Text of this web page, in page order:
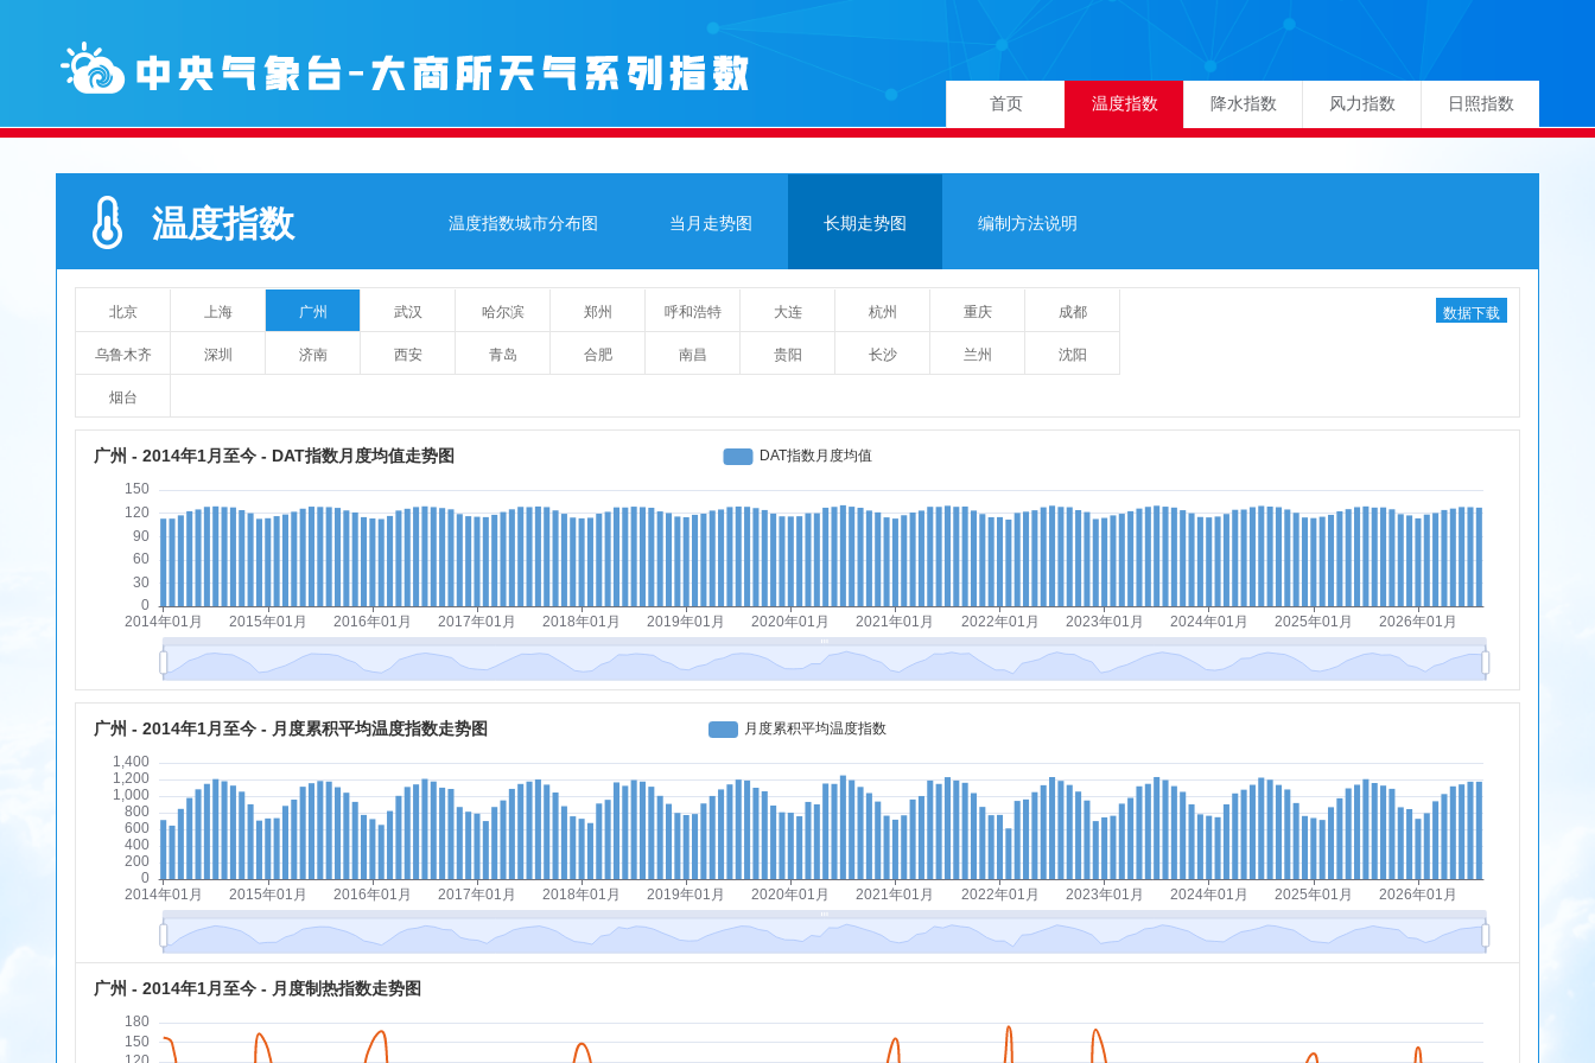
首页 温度指数 降水指数 风力指数 日照指数
温度指数 温度指数城市分布图 当月走势图 长期走势图 编制方法说明
北京 上海 广州 武汉 哈尔滨 郑州 呼和浩特 大连 杭州 重庆 成都
乌鲁木齐 深圳 济南 西安 青岛 合肥 南昌 贵阳 长沙 兰州 沈阳
烟台
数据下载